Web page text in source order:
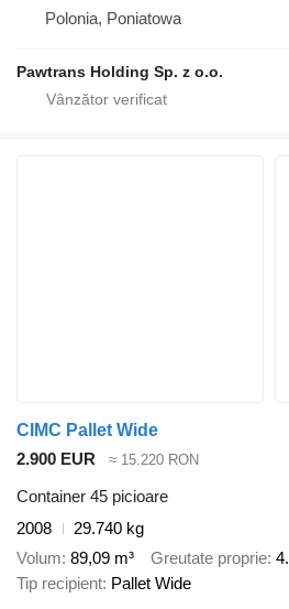
Polonia, Poniatowa
Pawtrans Holding Sp. z o.o.
CIMC Pallet Wide
2.900 EUR
≈ 15.220 RON
Container 45 picioare
2008
29.740 kg
Volum 89,09 m³ Greutate proprie
Tip recipient Pallet Wide